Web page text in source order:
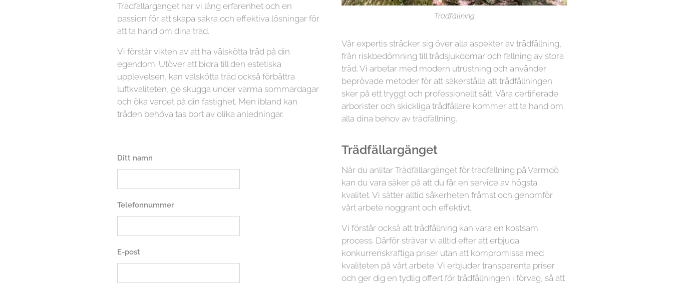
Trädfällargänget har vi lång erfarenhet och en
passion för att skapa säkra och effektiva lösningar för
att ta hand om dina träd.
Vi förstår vikten av att ha välskötta träd på din
egendom. Utöver att bidra till den estetiska
upplevelsen, kan välskötta träd också förbättra
luftkvaliteten, ge skugga under varma sommardagar
och öka värdet på din fastighet. Men ibland kan
träden behöva tas bort av olika anledningar.
Ditt namn
Telefonnummer
E-post
Trädfällning
Vår expertis sträcker sig över alla aspekter av trädfällning,
från riskbedömning till trädsjukdomar och fällning av stora
träd. Vi arbetar med modern utrustning och använder
beprövade metoder för att säkerställa att trädfällningen
sker på ett tryggt och professionellt sätt. Våra certifierade
arborister och skickliga trädfällare kommer att ta hand om
alla dina behov av trädfällning.
Trädfällargänget
När du anlitar Trädfällargänget för trädfällning på Värmdö
kan du vara säker på att du får en service av högsta
kvalitet. Vi sätter alltid säkerheten främst och genomför
vårt arbete noggrant och effektivt.
Vi förstår också att trädfällning kan vara en kostsam
process. Därför strävar vi alltid efter att erbjuda
konkurrenskraftiga priser utan att kompromissa med
kvaliteten på vårt arbete. Vi erbjuder transparenta priser
och ger dig en tydlig offert för trädfällningen i förväg, så att